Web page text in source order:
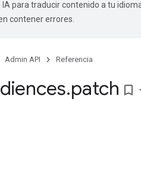
para traducir contenido a tu
contener errores.
Admin API Referencia
.patch bookmark_border